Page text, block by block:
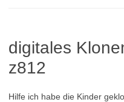
digitales
z812
Hilfe ich habe die Kinder